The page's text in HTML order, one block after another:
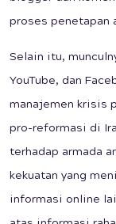
proses penetapan
Selain itu,
YouTube, dan
manajemen krisis
pro-reformasi di
terhadap armada
kekuatan yang
informasi online